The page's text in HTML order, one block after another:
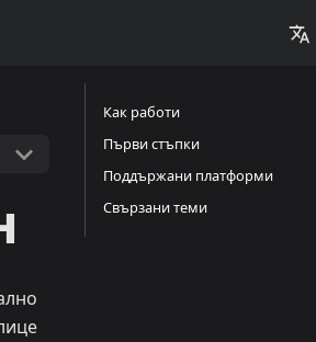
Как работи
Първи стъпки
Поддържани платформи
Свързани теми